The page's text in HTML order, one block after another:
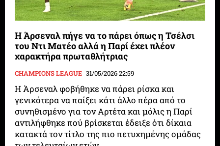
Η Άρσεναλ πήγε να το πάρει όπως η Τσέλσι
του Ντι Ματέο αλλά η Παρί έχει πλέον
χαρακτήρα πρωταθλήτριας
CHAMPIONS LEAGUE 31/05/2026 22:59
Η Άρσεναλ φοβήθηκε να πάρει ρίσκα και
γενικότερα να παίξει κάτι άλλο πέρα από το
συνηθισμένο για τον Αρτέτα και μόλις η Παρί
αντιλήφθηκε πού βρίσκεται έδειξε ότι δίκαια
κατακτά τον τίτλο της πιο πετυχημένης ομάδας